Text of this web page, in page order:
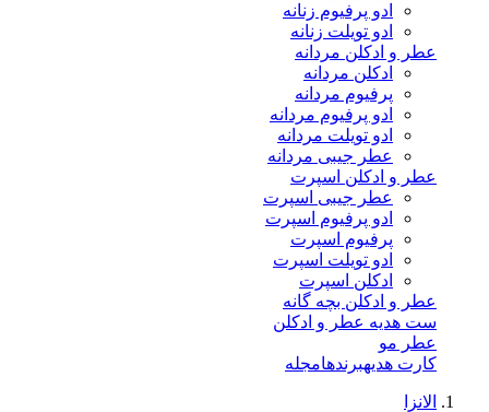
ادو پرفیوم زنانه
ادو تویلت زنانه
عطر و ادکلن مردانه
ادکلن مردانه
پرفیوم مردانه
ادو پرفیوم مردانه
ادو تویلت مردانه
عطر جیبی مردانه
عطر و ادکلن اسپرت
عطر جیبی اسپرت
ادو پرفیوم اسپرت
پرفیوم اسپرت
ادو تویلت اسپرت
ادکلن اسپرت
عطر و ادکلن بچه گانه
ست هدیه عطر و ادکلن
عطر مو
کارت هدیهبرندهامجله
الانزا